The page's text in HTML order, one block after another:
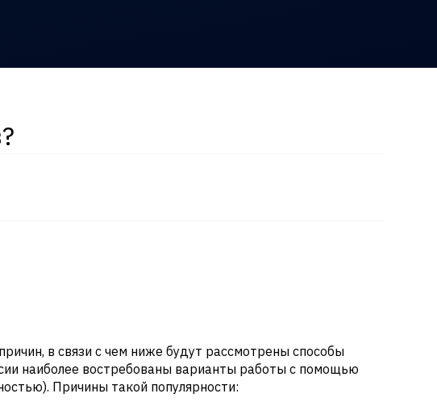
в связи с чем ниже будут рассмотрены способы
наиболее востребованы варианты работы с помощью
Причины такой популярности: